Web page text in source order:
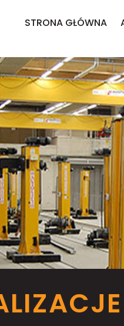
STRONA GŁÓWNA